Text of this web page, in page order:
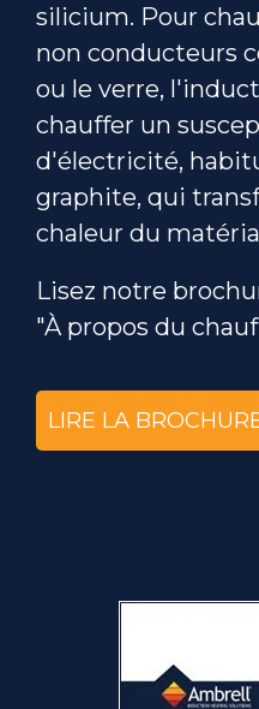
silicium. Pour
non conducteurs
ou le verre,
chauffer un
d'électricité,
graphite, qui
chaleur du
Lisez notre
"À propos du
LIRE LA